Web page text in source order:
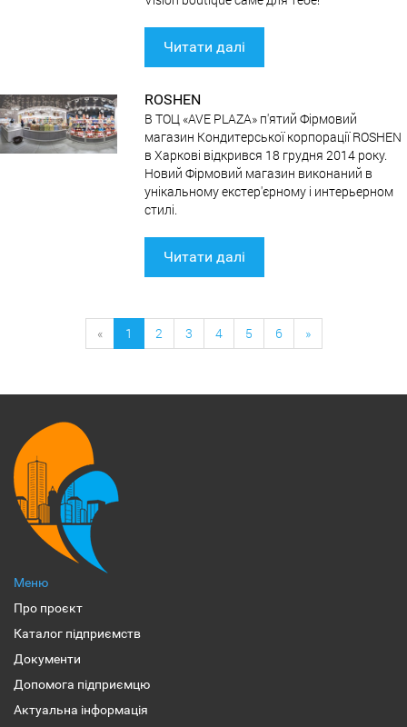
Читати далі
ROSHEN
В ТОЦ «AVE PLAZA» п'ятий Фірмовий
магазин Кондитерської корпорації ROSHEN
в Харкові відкрився 18 грудня 2014 року.
Новий Фірмовий магазин виконаний в
унікальному екстер'єрному і интерьерном
стилі.
Читати далі
« 1 2 3 4 5 6 »
Меню
Про проєкт
Каталог підприємств
Документи
Допомога підприємцю
Актуальна інформація